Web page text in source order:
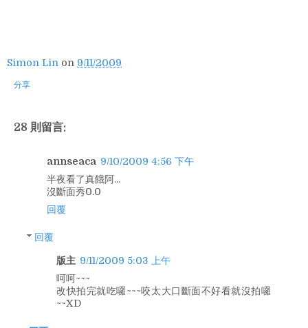
Simon Lin on 9/11/2009
分享
28 則留言:
annseaca 9/10/2009 4:56 下午
半夜看了真餓阿...
沒斷面秀0.0
回覆
回覆
版主 9/11/2009 5:03 上午
呵呵~~~
改快拍完就吃囉~~~咬太大口斷面不好看就沒拍囉
~~XD